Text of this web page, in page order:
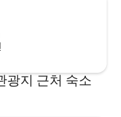
광지 근처 숙소